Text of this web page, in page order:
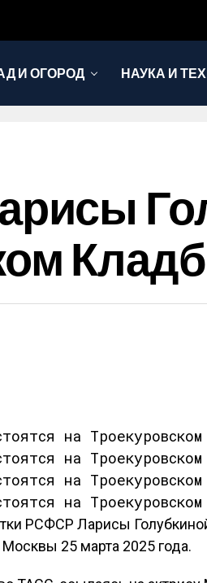
И ОГОРОД НАУКА И
РСФСР Ларисы
25 марта 2025 года.